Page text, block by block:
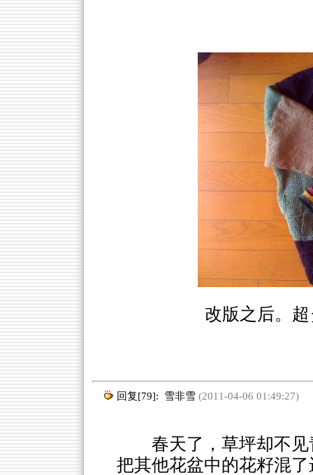
改版之后。
回复[79]: 雪非雪(2011-04-06 01:49:27)
春天了，草坪却不
把其他花盆中的花籽混